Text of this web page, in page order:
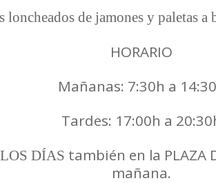
loncheados de jamones y paletas a
HORARIO
Mañanas: 7:30h a
Tardes: 17:00h a
DÍAS también en la PLAZA
mañana.